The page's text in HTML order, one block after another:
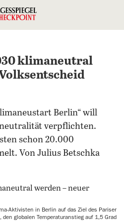
klimaneutral
Berlin“ will
verpflichten.
schon 20.000
Von Julius Betschka
Aktivisten in Berlin auf das Ziel des Pariser
globalen Temperaturanstieg auf 1,5 Grad